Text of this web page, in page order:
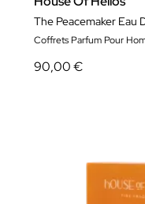
The Peacemaker Eau
Coffrets Parfum Pour
90,00 €